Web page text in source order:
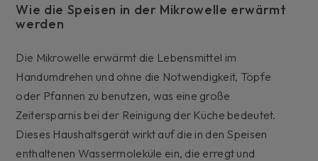
Wie die Speisen in der Mikrowelle erwärmt
werden
Die Mikrowelle erwärmt die Lebensmittel im
Handumdrehen und ohne die Notwendigkeit, Töpfe
oder Pfannen zu benutzen, was eine große
Zeitersparnis bei der Reinigung der Küche bedeutet.
Dieses Haushaltsgerät wirkt auf die in den Speisen
enthaltenen Wassermoleküle ein, die erregt und